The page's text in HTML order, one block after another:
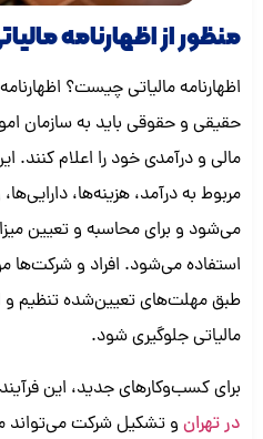
منظور از اظهارنامه
اظهارنامه مالیاتی چیست؟
حقیقی و حقوقی باید به سازمان
مالی و درآمدی خود را اعلام کنند.
مربوط به درآمد، هزینه‌ها،
می‌شود و برای محاسبه و تعیین
استفاده می‌شود. افراد و شرکت‌ها
طبق مهلت‌های تعیین‌شده تنظیم و
مالیاتی جلوگیری شود.
برای کسب‌وکارهای جدید، این
در تهران و تشکیل شرکت می‌تواند